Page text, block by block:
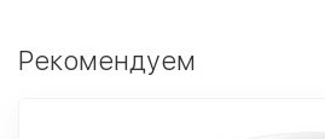
Рекомендуем